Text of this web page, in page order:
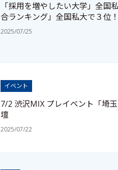
「採用を増やしたい大学」全
合ランキング」全国私大で３位！
2025/07/25
イベント
7/2 渋沢MIX プレイベント「埼
壇
2025/07/22